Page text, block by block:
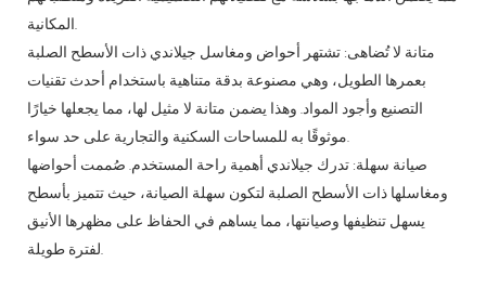
المكانية.
متانة لا تُضاهى: تشتهر أحواض ومغاسل جيلاندي ذات الأسطح الصلبة
بعمرها الطويل، وهي مصنوعة بدقة متناهية باستخدام أحدث تقنيات
التصنيع وأجود المواد. وهذا يضمن متانة لا مثيل لها، مما يجعلها خيارًا
موثوقًا به للمساحات السكنية والتجارية على حد سواء.
صيانة سهلة: تدرك جيلاندي أهمية راحة المستخدم. صُممت أحواضها
ومغاسلها ذات الأسطح الصلبة لتكون سهلة الصيانة، حيث تتميز بأسطح
يسهل تنظيفها وصيانتها، مما يساهم في الحفاظ على مظهرها الأنيق
لفترة طويلة.